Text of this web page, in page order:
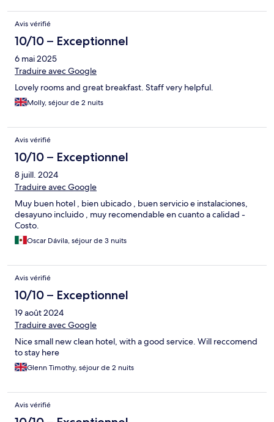
Avis vérifié
10/10 – Exceptionnel
6 mai 2025
Traduire avec Google
Lovely rooms and great breakfast. Staff very helpful.
Molly, séjour de 2 nuits
Avis vérifié
10/10 – Exceptionnel
8 juill. 2024
Traduire avec Google
Muy buen hotel , bien ubicado , buen servicio e instalaciones,
desayuno incluido , muy recomendable en cuanto a calidad -
Costo.
Oscar Dávila, séjour de 3 nuits
Avis vérifié
10/10 – Exceptionnel
19 août 2024
Traduire avec Google
Nice small new clean hotel, with a good service. Will reccomend
to stay here
Glenn Timothy, séjour de 2 nuits
Avis vérifié